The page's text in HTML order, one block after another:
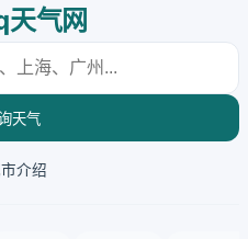
气网
天气
介绍